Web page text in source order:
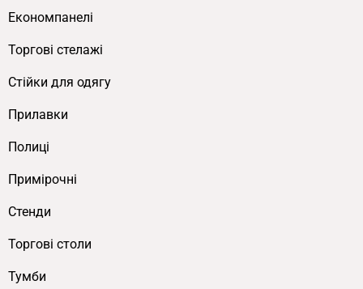
Економпанелі
Торгові стелажі
Cтійки для одягу
Прилавки
Полиці
Примірочні
Стенди
Торгові столи
Тумби